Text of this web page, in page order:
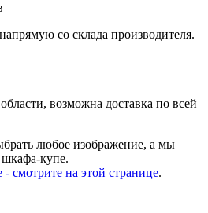
со склада производителя.
возможна доставка по всей
любое изображение, а мы
шкафа-купе.
смотрите на этой странице.